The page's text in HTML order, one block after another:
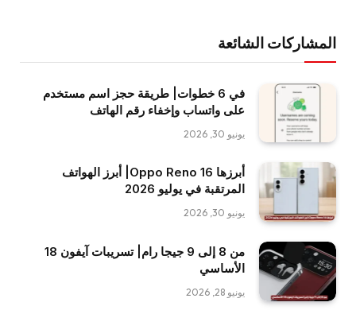
المشاركات الشائعة
في 6 خطوات| طريقة حجز اسم مستخدم
على واتساب وإخفاء رقم الهاتف
يونيو 30, 2026
أبرزها Oppo Reno 16| أبرز الهواتف
المرتقبة في يوليو 2026
يونيو 30, 2026
من 8 إلى 9 جيجا رام| تسريبات آيفون 18
الأساسي
يونيو 28, 2026